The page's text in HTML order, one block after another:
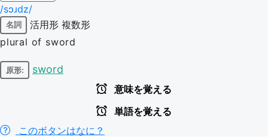
/sɔɹdz/
名詞 活用形 複数形
plural of sword
原形: sword
意味を覚える
単語を覚える
このボタンはなに？